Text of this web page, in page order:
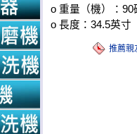
o 重量（機）：90
o 長度：34.5英寸
推薦親